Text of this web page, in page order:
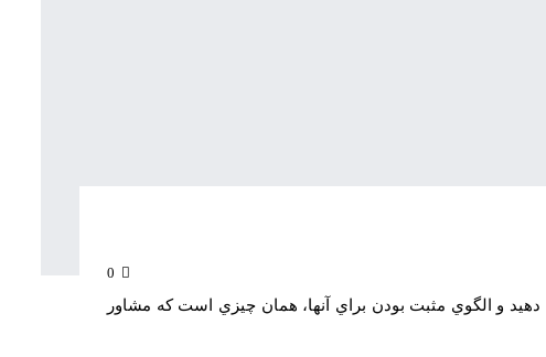
و الگوي مثبت بودن براي آنها، همان چیزي است که مشاور